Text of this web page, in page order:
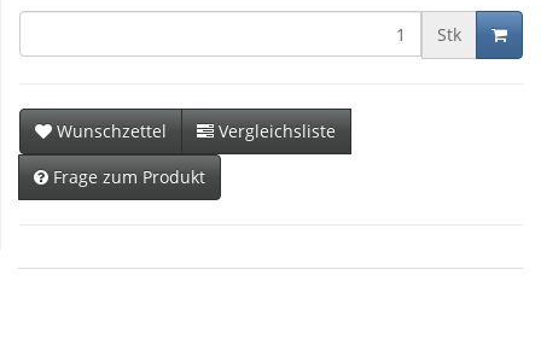
Stk
Wunschzettel
Vergleichsliste
Frage zum Produkt